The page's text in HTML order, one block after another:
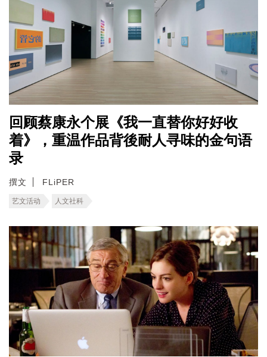
回顾蔡康永个展《我一直替你好好收
着》，重温作品背後耐人寻味的金句语
录
撰文 FLiPER
艺文活动 人文社科